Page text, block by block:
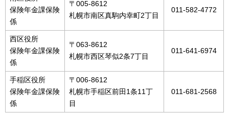
保険年金課保険
係
〒005-8612
札幌市南区真駒内幸町2丁目
011-582-4772
西区役所
保険年金課保険
係
〒063-8612
札幌市西区琴似2条7丁目
011-641-6974
手稲区役所
保険年金課保険
係
〒006-8612
札幌市手稲区前田1条11丁
目
011-681-2568